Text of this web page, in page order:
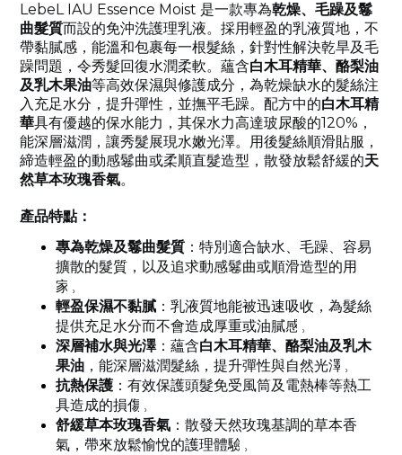
LebeL IAU Essence Moist 是一款專為乾燥、毛躁及鬈
曲髮質而設的免沖洗護理乳液。採用輕盈的乳液質地，不
帶黏膩感，能溫和包裹每一根髮絲，針對性解決乾旱及毛
躁問題，令秀髮回復水潤柔軟。蘊含白木耳精華、酪梨油
及乳木果油等高效保濕與修護成分 ，為乾燥缺水的髮絲注
入充足水分，提升彈性，並撫平毛躁。配方中的白木耳精
華具有優越的保水能力，其保水力高達玻尿酸的120%，
能深層滋潤，讓秀髮展現水嫩光澤。用後髮絲順滑貼服，
締造輕盈的動感鬈曲或柔順直髮造型，散發放鬆舒緩的天
然草本玫瑰香氣。
產品特點：
專為乾燥及鬈曲髮質 ：特別適合缺水、毛躁、容易
擴散的髮質，以及追求動感鬈曲或順滑造型的用
家 。
輕盈保濕不黏膩 ：乳液質地能被迅速吸收，為髮絲
提供充足水分而不會造成厚重或油膩感 。
深層補水與光澤：蘊含白木耳精華、酪梨油及乳木
果油 ，能深層滋潤髮絲，提升彈性與自然光澤 。
抗熱保護 ：有效保護頭髮免受風筒及電熱棒等熱工
具造成的損傷 。
舒緩草本玫瑰香氣 ：散發天然玫瑰基調的草本香
氣，帶來放鬆愉悅的護理體驗 。